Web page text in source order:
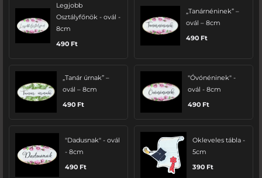
Legjobb
Osztályfőnök - ovál -
8cm
490 Ft
„Tanárnéninek” –
ovál – 8cm
490 Ft
„Tanár úrnak” –
ovál – 8cm
490 Ft
"Óvónéninek" -
ovál - 8cm
490 Ft
"Dadusnak" - ovál
- 8cm
490 Ft
Okleveles tábla -
5cm
390 Ft